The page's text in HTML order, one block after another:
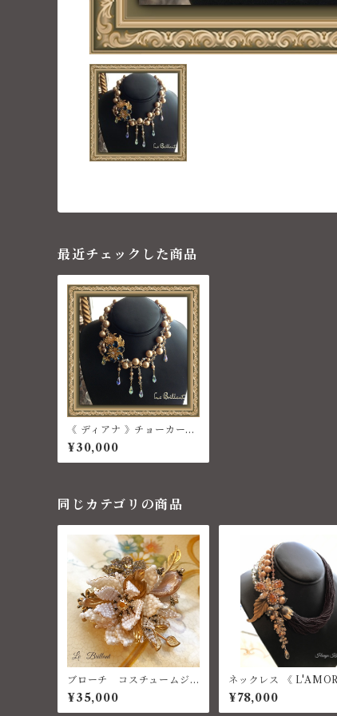
最近チェックした商品
《 ディアナ 》チョーカー
コスチュームジュエリー
¥30,000
同じカテゴリの商品
ブローチ コスチュームジ
ュエリー ベネチアン
¥35,000
ネックレス 《 L'AMORE E
TERNO 》コスチュー
ュエリー
¥78,000